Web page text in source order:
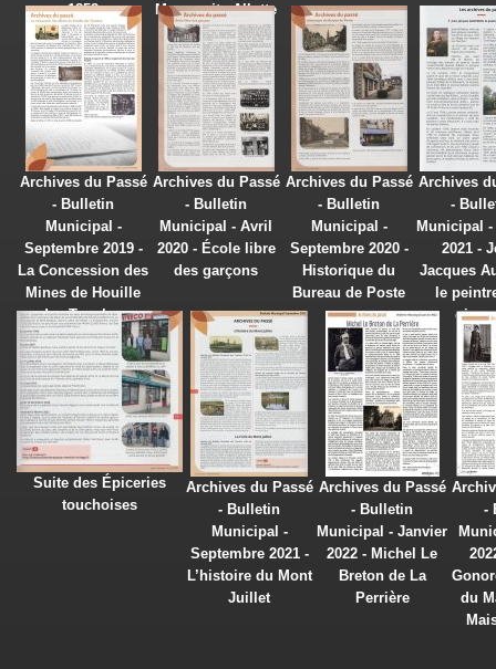
1858
Marguerite Allotte
de la Fuÿe
Archives du Passé
- Bulletin
Municipal -
Septembre 2019 -
La Concession des
Mines de Houille
des Touches
Archives du Passé
- Bulletin
Municipal - Avril
2020 - École libre
des garçons
Archives du Passé
- Bulletin
Municipal -
Septembre 2020 -
Historique du
Bureau de Poste
Archives
-
Municipal
2021 -
Jacques
le
Suite des Épiceries
touchoises
Archives du Passé
- Bulletin
Municipal -
Septembre 2021 -
L’histoire du Mont
Juillet
Archives du Passé
- Bulletin
Municipal - Janvier
2022 - Michel Le
Breton de La
Perrière
-
du